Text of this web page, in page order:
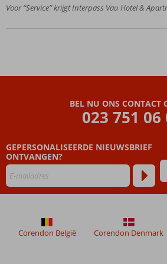
Ideaal
Voor “Service” krijgt Interpass Vau Hotel &
BEL NU ONS CONTACT
023 751 06
GEPERSONALISEERDE NIEUWSBRIEF
ONTVANGEN?
Corendon België Corendon Denmark